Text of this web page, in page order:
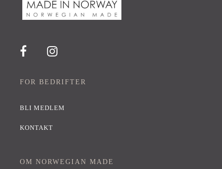
FOR BEDRIFTER
BLI MEDLEM
KONTAKT
OM NORWEGIAN MADE